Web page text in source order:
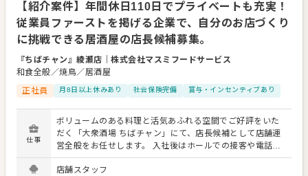
【紹介案件】年間休日110日でプライベートも充実！
従業員ファーストを掲げる企業で、自分のお店づくり
に挑戦できる居酒屋の店長候補募集。
『ちばチャン』綾瀬店 ｜株式会社マスミフードサービス
和食全般／焼鳥／居酒屋
正社員
月8日以上休みあり 社会保険完備 賞与・インセンティブあり
仕事
ボリュームのある料理と活気あふれる空間でご好評をいた
だく「大衆酒場 ちばチャン」にて、店長候補として店舗運
営全般をお任せします。 入社後はホールでの接客や電話対
応、厨房での調理といった現場業務からスタートします。
仕事に慣れてきたら、アルバイトの採用面接や教育、シフ
店舗スタッフ